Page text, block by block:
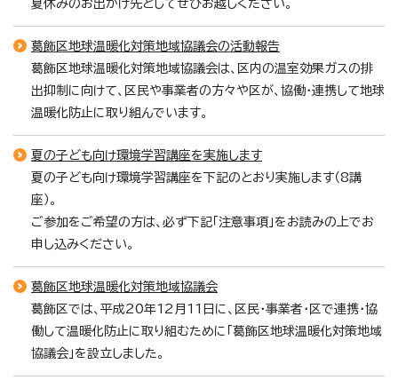
夏休みのお出かけ先としてぜひお越しください。
葛飾区地球温暖化対策地域協議会の活動報告
葛飾区地球温暖化対策地域協議会は、区内の温室効果ガスの排
出抑制に向けて、区民や事業者の方々や区が、協働・連携して地球
温暖化防止に取り組んでいます。
夏の子ども向け環境学習講座を実施します
夏の子ども向け環境学習講座を下記のとおり実施します（8講
座）。
ご参加をご希望の方は、必ず下記「注意事項」をお読みの上でお
申し込みください。
葛飾区地球温暖化対策地域協議会
葛飾区では、平成20年12月11日に、区民・事業者・区で連携・協
働して温暖化防止に取り組むために「葛飾区地球温暖化対策地域
協議会」を設立しました。